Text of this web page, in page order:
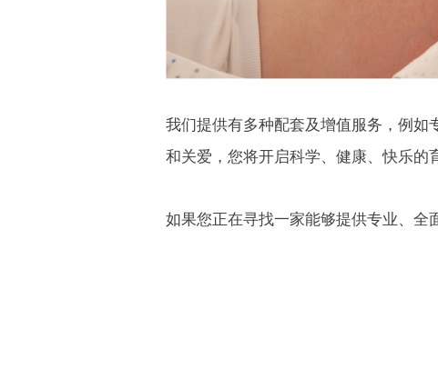
我们提供有多种配套及增值服务，例如
和关爱，您将开启科学、健康、快乐的
如果您正在寻找一家能够提供专业、全